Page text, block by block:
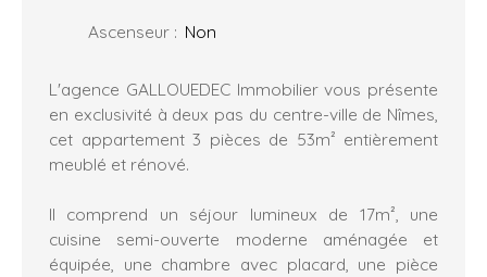
Ascenseur : Non
L'agence GALLOUEDEC Immobilier vous présente
en exclusivité à deux pas du centre-ville de Nîmes,
cet appartement 3 pièces de 53m² entièrement
meublé et rénové.
Il comprend un séjour lumineux de 17m², une
cuisine semi-ouverte moderne aménagée et
équipée, une chambre avec placard, une pièce